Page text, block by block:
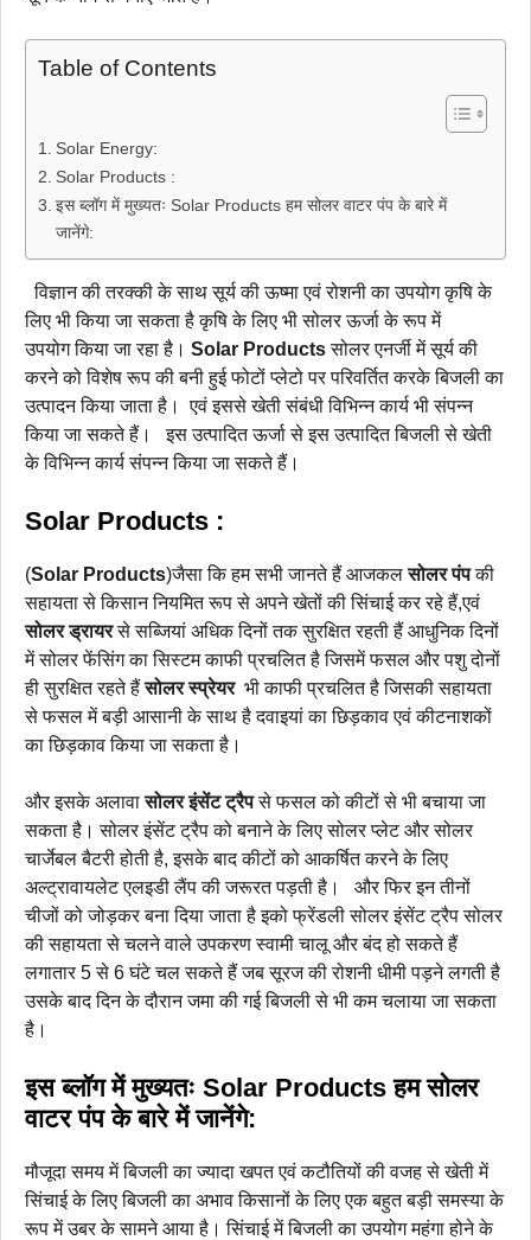
Table of Contents
Solar Energy:
Solar Products :
इस ब्लॉग में मुख्यतः Solar Products हम सोलर वाटर पंप के बारे में
जानेंगे:
विज्ञान की तरक्की के साथ सूर्य की ऊष्मा एवं रोशनी का उपयोग कृषि के
लिए भी किया जा सकता है कृषि के लिए भी सोलर ऊर्जा के रूप में
उपयोग किया जा रहा है। Solar Productsसोलर एनर्जी में सूर्य की
करने को विशेष रूप की बनी हुई फोटों प्लेटो पर परिवर्तित करके बिजली का
उत्पादन किया जाता है। एवं इससे खेती संबंधी विभिन्न कार्य भी संपन्न
किया जा सकते हैं। इस उत्पादित ऊर्जा से इस उत्पादित बिजली से खेती
के विभिन्न कार्य संपन्न किया जा सकते हैं।
Solar Products :
(Solar Products)जैसा कि हम सभी जानते हैं आजकलसोलर पंपकी
सहायता से किसान नियमित रूप से अपने खेतों की सिंचाई कर रहे हैं,एवं
सोलर ड्रायरसे सब्जियां अधिक दिनों तक सुरक्षित रहती हैं आधुनिक दिनों
में सोलर फेंसिंग का सिस्टम काफी प्रचलित है जिसमें फसल और पशु दोनों
ही सुरक्षित रहते हैंसोलर स्प्रेयरभी काफी प्रचलित है जिसकी सहायता
से फसल में बड़ी आसानी के साथ है दवाइयां का छिड़काव एवं कीटनाशकों
का छिड़काव किया जा सकता है।
और इसके अलावासोलर इंसेंट ट्रैपसे फसल को कीटों से भी बचाया जा
सकता है। सोलर इंसेंट ट्रैप को बनाने के लिए सोलर प्लेट और सोलर
चार्जेबल बैटरी होती है, इसके बाद कीटों को आकर्षित करने के लिए
अल्ट्रावायलेट एलइडी लैंप की जरूरत पड़ती है। और फिर इन तीनों
चीजों को जोड़कर बना दिया जाता है इको फ्रेंडली सोलर इंसेंट ट्रैप सोलर
की सहायता से चलने वाले उपकरण स्वामी चालू और बंद हो सकते हैं
लगातार 5 से 6 घंटे चल सकते हैं जब सूरज की रोशनी धीमी पड़ने लगती है
उसके बाद दिन के दौरान जमा की गई बिजली से भी कम चलाया जा सकता
है।
इस ब्लॉग में मुख्यतः Solar Products हम सोलर
वाटर पंप के बारे में जानेंगे:
मौजूदा समय में बिजली का ज्यादा खपत एवं कटौतियों की वजह से खेती में
सिंचाई के लिए बिजली का अभाव किसानों के लिए एक बहुत बड़ी समस्या के
रूप में उबर के सामने आया है। सिंचाई में बिजली का उपयोग महंगा होने के